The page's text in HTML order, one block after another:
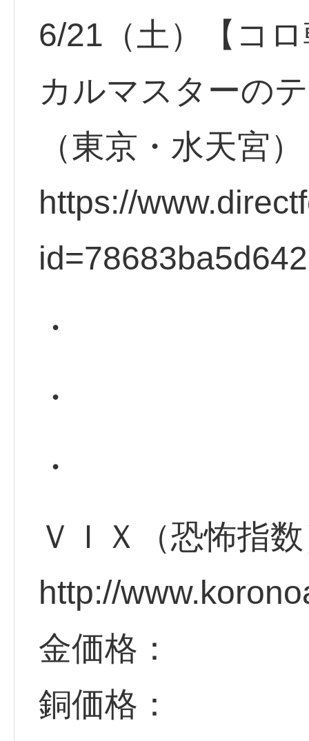
6/21（土）【コ
カルマスターの
（東京・水天宮）
https://
・
・
・
ＶＩＸ（恐怖指
http://
金価格：
銅価格：